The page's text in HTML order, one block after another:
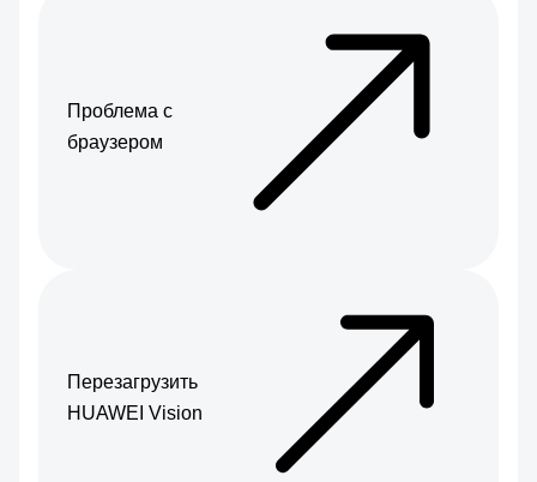
Проблема с
браузером
Перезагрузить
HUAWEI Vision